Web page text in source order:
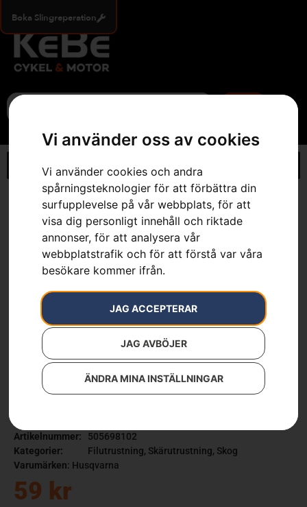
Vi använder oss av cookies
Vi använder cookies och andra
spårningsteknologier för att förbättra din
surfupplevelse på vår webbplats, för att
visa dig personligt innehåll och riktade
annonser, för att analysera vår
webbplatstrafik och för att förstå var våra
besökare kommer ifrån.
JAG ACCEPTERAR
JAG AVBÖJER
ÄNDRA MINA INSTÄLLNINGAR
Boka Slingreperation
»Webbutik »Ryttarmall .404″
Artikelnummer:
505698102
Kategorier:
Filutrustning, Skärutrustning, Skog
Varumärken: Husqvarna
59 kr